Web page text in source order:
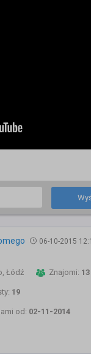
06-10-2015
Łódź Znajomi: 13
19
od: 02-11-2014